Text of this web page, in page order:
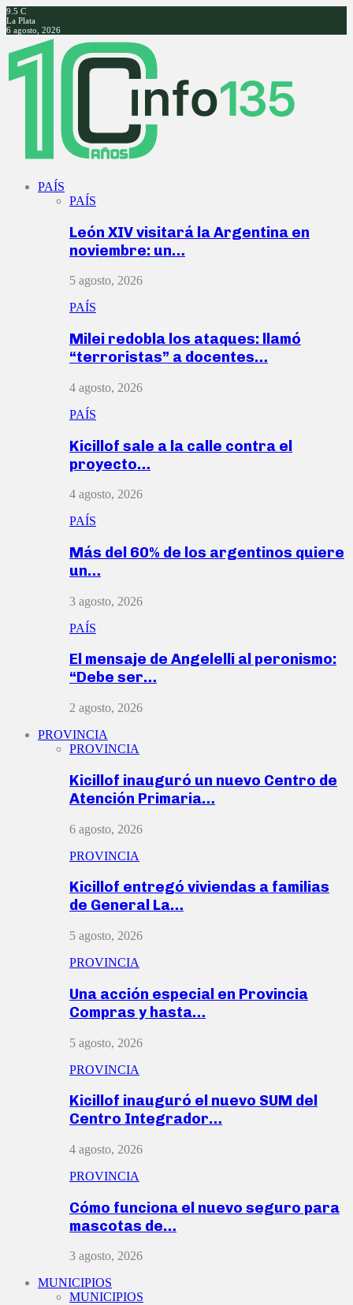
9.5 C
La Plata
6 agosto, 2026
Facebook
Twitter
Instagram
Youtube
PAÍS
PAÍS
León XIV visitará la Argentina en
noviembre: un…
5 agosto, 2026
PAÍS
Milei redobla los ataques: llamó
“terroristas” a docentes…
4 agosto, 2026
PAÍS
Kicillof sale a la calle contra el
proyecto…
4 agosto, 2026
PAÍS
Más del 60% de los argentinos quiere
un…
3 agosto, 2026
PAÍS
El mensaje de Angelelli al peronismo:
“Debe ser…
2 agosto, 2026
PROVINCIA
PROVINCIA
Kicillof inauguró un nuevo Centro de
Atención Primaria…
6 agosto, 2026
PROVINCIA
Kicillof entregó viviendas a familias
de General La…
5 agosto, 2026
PROVINCIA
Una acción especial en Provincia
Compras y hasta…
5 agosto, 2026
PROVINCIA
Kicillof inauguró el nuevo SUM del
Centro Integrador…
4 agosto, 2026
PROVINCIA
Cómo funciona el nuevo seguro para
mascotas de…
3 agosto, 2026
MUNICIPIOS
MUNICIPIOS